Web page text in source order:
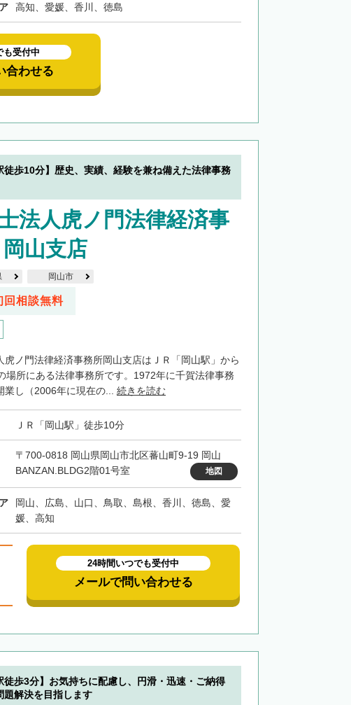
高知、愛媛、香川、徳島
も受付中
合わせる
徒歩10分】歴史、実績、経験を兼ね備えた法律事務
法人虎ノ門法律経済事
山支店
岡山市
回相談無料
虎ノ門法律経済事務所岡山支店はＪＲ「岡山駅」から
場所にある法律事務所です。1972年に千賀法律事務
業し（2006年に現在の... 続きを読む
ＪＲ「岡山駅」徒歩10分
〒700-0818 岡山県岡山市北区蕃山町9-19 岡山
BANZAN.BLDG2階01号室
地図
岡山、広島、山口、鳥取、島根、香川、徳島、愛
媛、高知
24時間いつでも受付中
メールで問い合わせる
徒歩3分】お気持ちに配慮し、円滑・迅速・ご納得
題解決を目指します